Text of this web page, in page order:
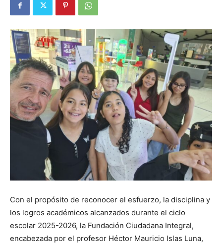
Con el propósito de reconocer el esfuerzo, la disciplina y
los logros académicos alcanzados durante el ciclo
escolar 2025-2026, la Fundación Ciudadana Integral,
encabezada por el profesor Héctor Mauricio Islas Luna,